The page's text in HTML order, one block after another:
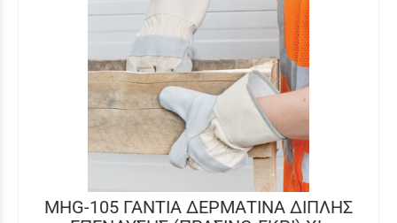
MHG-105 ΓΑΝΤΙΑ ΔΕΡΜΑΤΙΝΑ ΔΙΠΛΗΣ